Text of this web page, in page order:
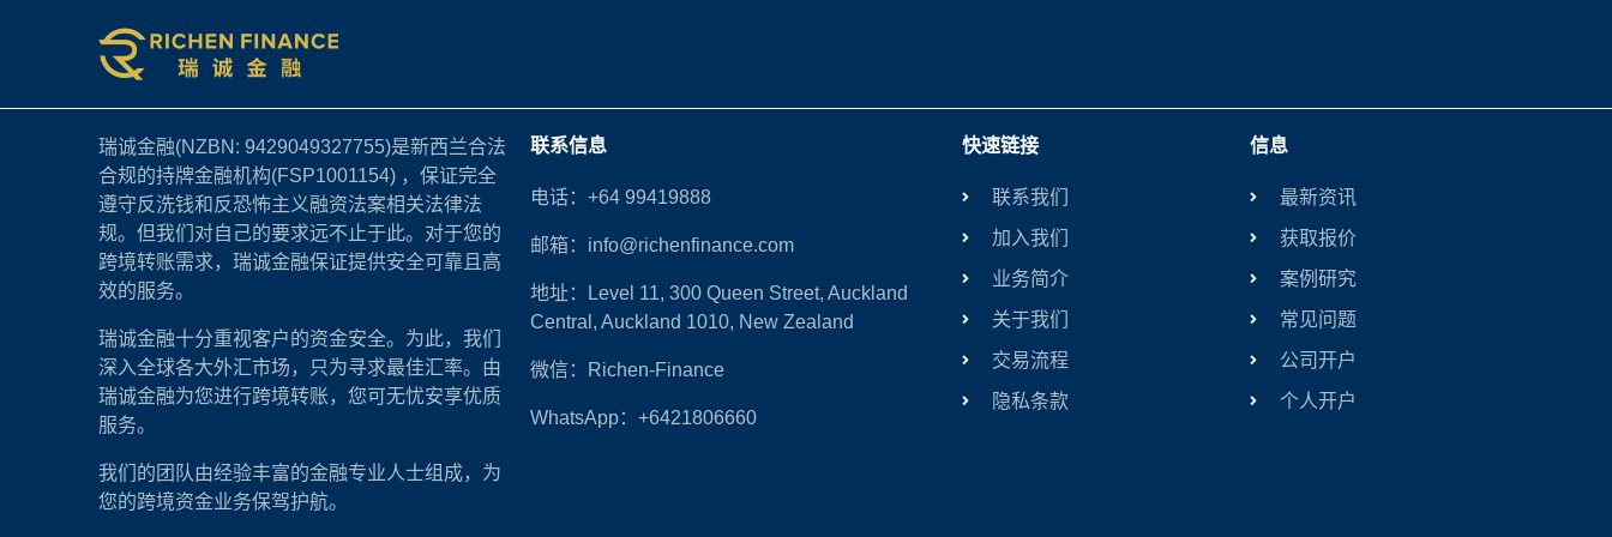
瑞诚金融(NZBN: 9429049327755)是新西兰合法
合规的持牌金融机构(FSP1001154) ，保证完全
遵守反洗钱和反恐怖主义融资法案相关法律法
规。但我们对自己的要求远不止于此。对于您的
跨境转账需求，瑞诚金融保证提供安全可靠且高
效的服务。
瑞诚金融十分重视客户的资金安全。为此，我们
深入全球各大外汇市场，只为寻求最佳汇率。由
瑞诚金融为您进行跨境转账，您可无忧安享优质
服务。
我们的团队由经验丰富的金融专业人士组成，为
您的跨境资金业务保驾护航。
联系信息
电话：+64 99419888
邮箱：info@richenfinance.com
地址：Level 11, 300 Queen Street, Auckland
Central, Auckland 1010, New Zealand
微信：Richen-Finance
WhatsApp：+6421806660
快速链接
联系我们
加入我们
业务简介
关于我们
交易流程
隐私条款
信息
最新资讯
获取报价
案例研究
常见问题
公司开户
个人开户